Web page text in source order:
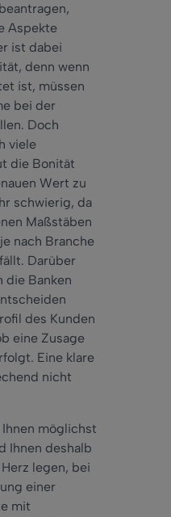
Aspekte
ist dabei
denn wenn
ist, müssen
bei der
Doch
viele
die Bonität
Wert zu
schwierig, da
Maßstäben
nach Branche
Darüber
die Banken
des Kunden
eine Zusage
Eine klare
nicht
möglichst
Ihnen deshalb
legen, bei
einer
mit